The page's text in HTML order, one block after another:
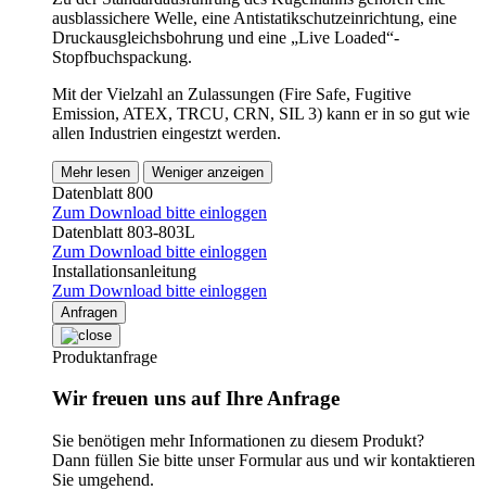
ausblassichere Welle, eine Antistatikschutzeinrichtung, eine
Druckausgleichsbohrung und eine „Live Loaded“-
Stopfbuchspackung.
Mit der Vielzahl an Zulassungen (Fire Safe, Fugitive
Emission, ATEX, TRCU, CRN, SIL 3) kann er in so gut wie
allen Industrien eingestzt werden.
Mehr lesen Weniger anzeigen
Datenblatt 800
Zum Download bitte einloggen
Datenblatt 803-803L
Zum Download bitte einloggen
Installationsanleitung
Zum Download bitte einloggen
Anfragen
Produktanfrage
Wir freuen uns auf Ihre Anfrage
Sie benötigen mehr Informationen zu diesem Produkt?
Dann füllen Sie bitte unser Formular aus und wir kontaktieren
Sie umgehend.